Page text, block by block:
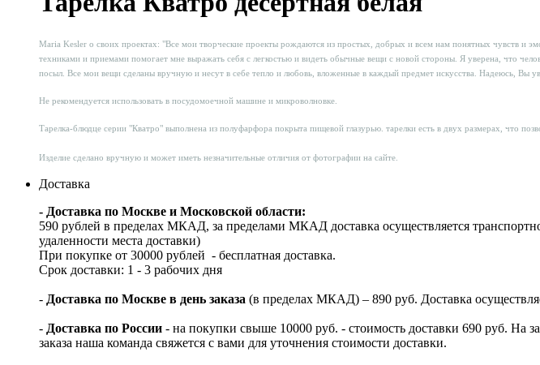
Maria Kesler о своих проектах: "Все мои творческие проекты рождаются из простых, добрых и всем нам понятных чувств и
техниками и приемами помогает мне выражать себя с легкостью и видеть обычные вещи с новой стороны. Я уверена, что
посыл. Все мои вещи сделаны вручную и несут в себе тепло и любовь, вложенные в каждый предмет искусства. Надеюсь, Вы
Не рекомендуется использовать в посудомоечной машине и микроволновке.
Тарелка-блюдце серии "Кватро" выполнена из полуфарфора покрыта пищевой глазурью. тарелки есть в двух размерах, что
Изделие сделано вручную и может иметь незначительные отличия от фотографии на сайте.
Доставка
- Доставка по Москве и Московской области:
590 рублей в пределах МКАД, за пределами МКАД доставка осуществляется
удаленности места доставки)
При покупке от 30000 рублей - бесплатная доставка.
Срок доставки: 1 - 3 рабочих дня
- Доставка по Москве в день заказа (в пределах МКАД) – 890 руб. Доставка
- Доставка по России - на покупки свыше 10000 руб. - стоимость доставки 690 руб. На
заказа наша команда свяжется с вами для уточнения стоимости доставки.